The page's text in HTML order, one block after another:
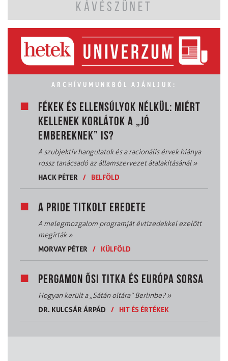
KÁVÉSZÜNET
ARCHÍVUMUNKBÓL AJÁNLJUK:
FÉKEK ÉS ELLENSÚLYOK NÉLKÜL: MIÉRT
KELLENEK KORLÁTOK A „JÓ
EMBEREKNEK” IS?
A szubjektív hangulatok és a racionális érvek hiánya
rossz tanácsadó az államszervezet átalakításánál»
HACK PÉTER / BELFÖLD
A PRIDE TITKOLT EREDETE
A melegmozgalom programját évtizedekkel ezelőtt
megírták»
MORVAY PÉTER / KÜLFÖLD
PERGAMON ŐSI TITKA ÉS EURÓPA SORSA
Hogyan került a „Sátán oltára” Berlinbe?»
DR. KULCSÁR ÁRPÁD
/ HIT ÉS ÉRTÉKEK